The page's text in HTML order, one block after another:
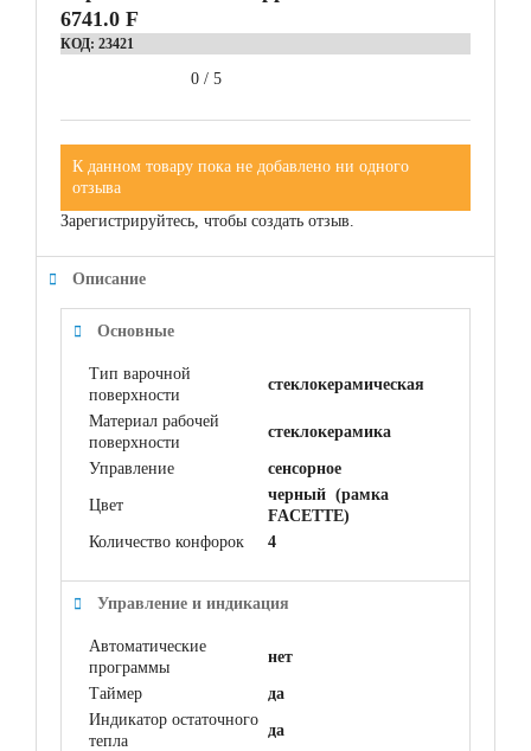
6741.0 F
КОД: 23421
0 / 5
К данном товару пока не добавлено ни одного
отзыва
Зарегистрируйтесь, чтобы создать отзыв.
Описание
Основные
Тип варочной
поверхности
стеклокерамическая
Материал рабочей
поверхности
cтеклокерамика
Управление сенсорное
Цвет
черный (рамка
FACETTE)
Количество конфорок
4
Управление и индикация
Автоматические
программы
нет
Таймер
да
Индикатор остаточного
тепла
да